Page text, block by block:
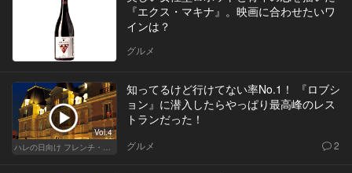
『エクス・マキナ』。映画に合わせたいワ
インは？
グルメ
Vol.4
ハレの日向け フレンチ・高級店
知ってるけど行けてない率No.1！ 『ロブシ
ョン』に潜入したらやっぱり最高峰のレス
トランだった！
グルメ 2